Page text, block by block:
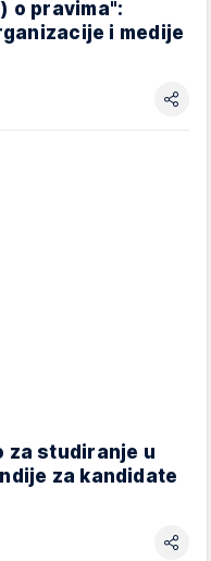
o pravima":
i medije
za studiranje u
za kandidate